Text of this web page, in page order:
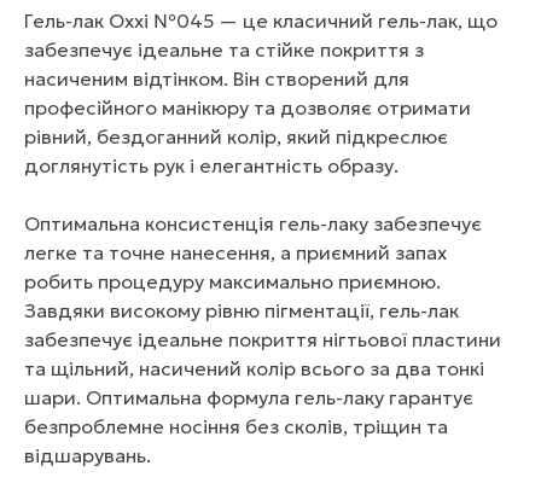
Гель-лак Oxxi №045 — це класичний гель-лак, що
забезпечує ідеальне та стійке покриття з
насиченим відтінком. Він створений для
професійного манікюру та дозволяє отримати
рівний, бездоганний колір, який підкреслює
доглянутість рук і елегантність образу.
Оптимальна консистенція гель-лаку забезпечує
легке та точне нанесення, а приємний запах
робить процедуру максимально приємною.
Завдяки високому рівню пігментації, гель-лак
забезпечує ідеальне покриття нігтьової пластини
та щільний, насичений колір всього за два тонкі
шари. Оптимальна формула гель-лаку гарантує
безпроблемне носіння без сколів, тріщин та
відшарувань.